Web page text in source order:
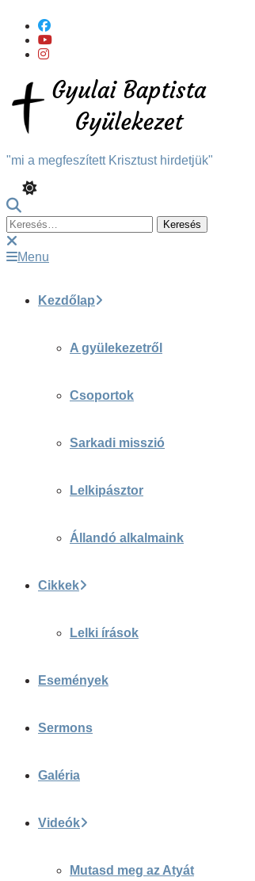
Content
"mi a megfeszített Krisztust hirdetjük"
Keresés:
Menu
Kezdőlap
A gyülekezetről
Csoportok
Sarkadi misszió
Lelkipásztor
Állandó alkalmaink
Cikkek
Lelki írások
Események
Sermons
Galéria
Videók
Mutasd meg az Atyát